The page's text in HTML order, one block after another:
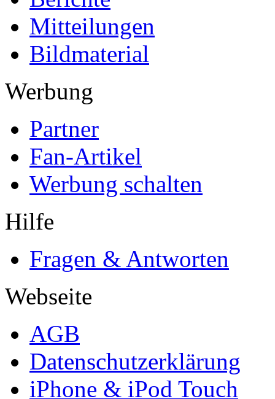
Mitteilungen
Bildmaterial
Werbung
Partner
Fan-Artikel
Werbung schalten
Hilfe
Fragen & Antworten
Webseite
AGB
Datenschutzerklärung
iPhone & iPod Touch